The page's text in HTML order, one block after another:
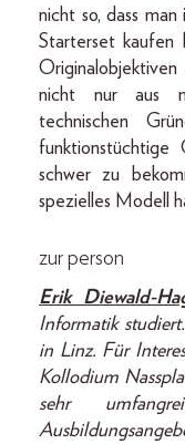
nicht so, dass
Starterset kaufen
nicht nur aus
technischen
schwer zu
spezielles Modell
zur person
Erik Diewald-
Informatik
in Linz. Für
Kollodium
sehr